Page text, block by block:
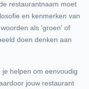
restaurantnaam moet
en kenmerken van
als 'groen' of
doen denken aan
helpen om eenvoudig
jouw restaurant